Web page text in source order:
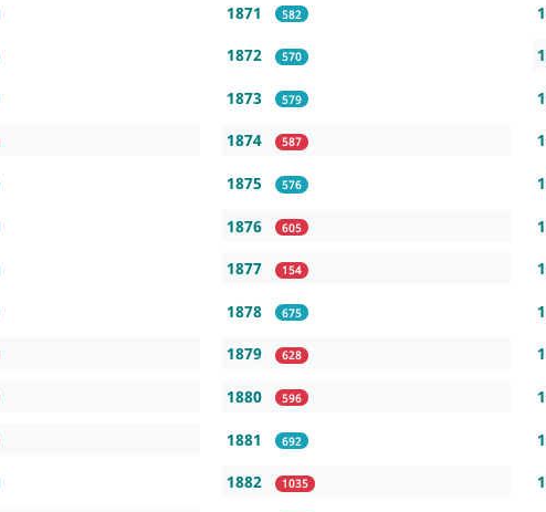
1871 582
1872 570
1873 579
1874 587
1875 576
1876 605
1877 154
1878 675
1879 628
1880 596
1881 692
1882 1035